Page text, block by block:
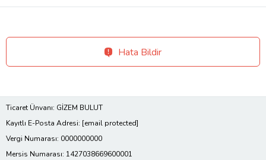
Hata Bildir
Ticaret Ünvanı: GİZEM BULUT
Kayıtlı E-Posta Adresi: [email protected]
Vergi Numarası: 0000000000
Mersis Numarası: 1427038669600001